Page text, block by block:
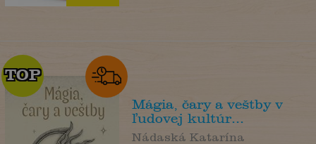
TOP
TOP
Mágia, čary a veštby v
ľudovej kultúr...
Nádaská Katarína